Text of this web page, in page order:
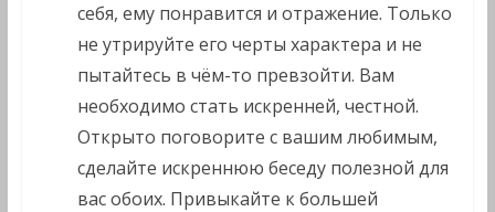
себя, ему понравится и отражение. Только
не утрируйте его черты характера и не
пытайтесь в чём-то превзойти. Вам
необходимо стать искренней, честной.
Открыто поговорите с вашим любимым,
сделайте искреннюю беседу полезной для
вас обоих. Привыкайте к большей